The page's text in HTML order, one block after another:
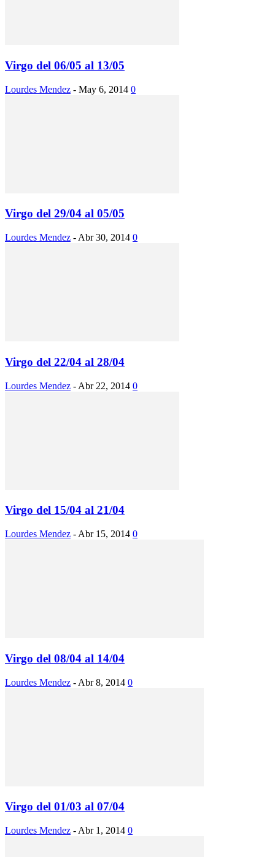
Virgo del 06/05 al 13/05
Lourdes Mendez - May 6, 2014 0
Virgo del 29/04 al 05/05
Lourdes Mendez - Abr 30, 2014 0
Virgo del 22/04 al 28/04
Lourdes Mendez - Abr 22, 2014 0
Virgo del 15/04 al 21/04
Lourdes Mendez - Abr 15, 2014 0
Virgo del 08/04 al 14/04
Lourdes Mendez - Abr 8, 2014 0
Virgo del 01/03 al 07/04
Lourdes Mendez - Abr 1, 2014 0